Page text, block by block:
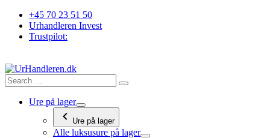
Videre
indhold
+45 70 23 51 50
Urhandleren Invest
Trustpilot:
Ure på lager
Ure på lager
Alle luksusure på lager